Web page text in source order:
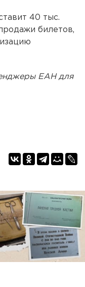
40 тыс.
билетов,
ЕАН для